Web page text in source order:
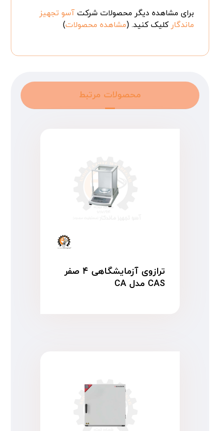
برای مشاهده دیگر محصولات شرکتآسو تجهیز
ماندگار کلیک کنید. (مشاهده محصولات)
محصولات مرتبط
ترازوی آزمایشگاهی ۴ صفر
CAS مدل CA